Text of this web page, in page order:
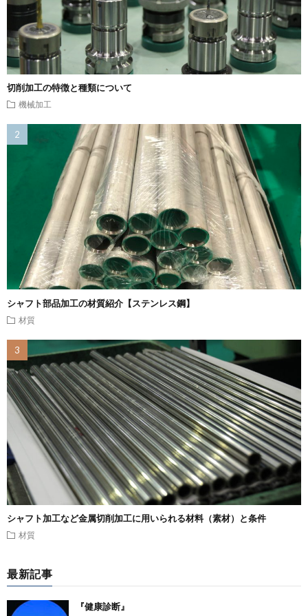
切削加工の特徴と種類について
機械加工
シャフト部品加工の材質紹介【ステンレス鋼】
材質
シャフト加工など金属切削加工に用いられる材料（素材）と条件
材質
最新記事
『健康診断』